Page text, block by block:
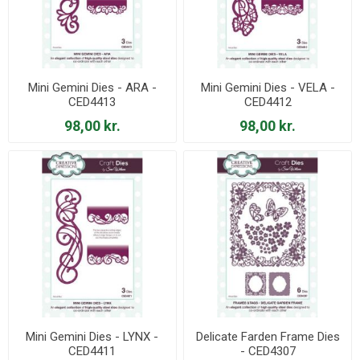
Mini Gemini Dies - ARA -
CED4413
98,00 kr.
Mini Gemini Dies - VELA -
CED4412
98,00 kr.
Mini Gemini Dies - LYNX -
CED4411
Delicate Farden Frame Dies
- CED4307